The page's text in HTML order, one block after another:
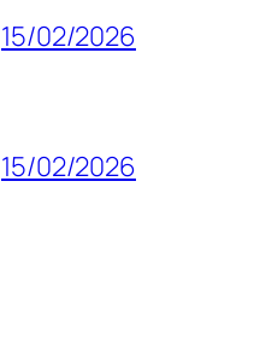
15/02/2026
15/02/2026